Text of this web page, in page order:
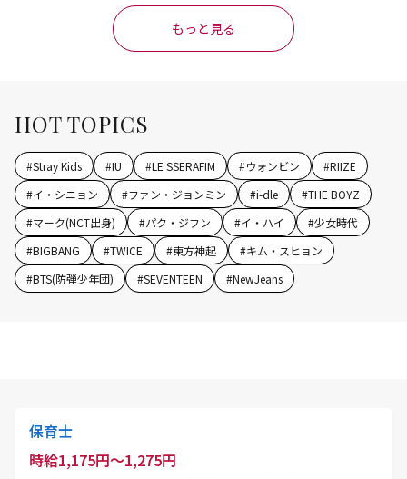
もっと見る
HOT TOPICS
#Stray Kids #IU #LE SSERAFIM #ウォンビン #RIIZE
#イ・シニョン #ファン・ジョンミン #i-dle #THE BOYZ
#マーク(NCT出身) #パク・ジフン #イ・ハイ #少女時代
#BIGBANG #TWICE #東方神起 #キム・スヒョン
#BTS(防弾少年団) #SEVENTEEN #NewJeans
保育士
時給1,175円～1,275円